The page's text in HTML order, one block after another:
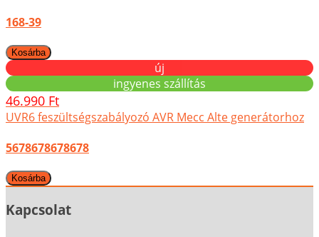
168-39
új
ingyenes szállítás
46.990 Ft
UVR6 feszültségszabályozó AVR Mecc Alte generátorhoz
5678678678678
Kapcsolat